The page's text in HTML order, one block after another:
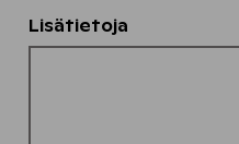
Lisätietoja